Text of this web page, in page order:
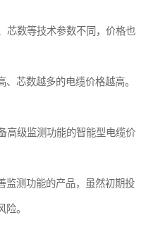
芯数等技术参数不同，价格也
芯数越多的电缆价格越高。
高级监测功能的智能型电缆价
监测功能的产品，虽然初期投
。